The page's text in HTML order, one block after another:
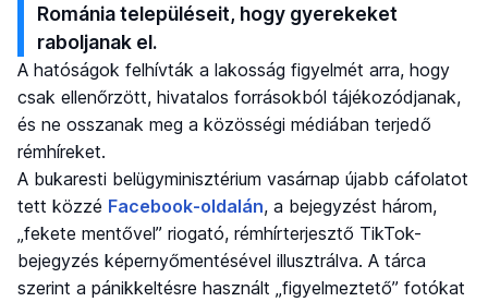
Románia településeit, hogy gyerekeket
raboljanak el.
A hatóságok felhívták a lakosság figyelmét arra, hogy
csak ellenőrzött, hivatalos forrásokból tájékozódjanak,
és ne osszanak meg a közösségi médiában terjedő
rémhíreket.
A bukaresti belügyminisztérium vasárnap újabb cáfolatot
tett közzé Facebook-oldalán, a bejegyzést három,
„fekete mentővel” riogató, rémhírterjesztő TikTok-
bejegyzés képernyőmentésével illusztrálva. A tárca
szerint a pánikkeltésre használt „figyelmeztető” fotókat